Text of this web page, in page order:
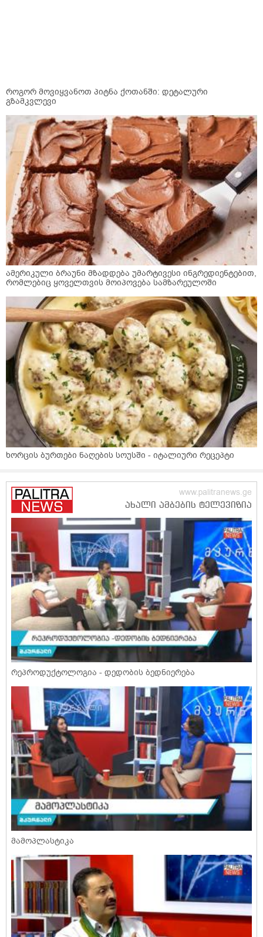
როგორ მოვიყვანოთ პიტნა ქოთანში: დეტალური
გზამკვლევი
ამერიკული ბრაუნი მზადდება უმარტივესი ინგრედიენტებით,
რომლებიც ყოველთვის მოიპოვება სამზარეულოში
ხორცის ბურთები ნაღების სოუსში - იტალიური რეცეპტი
რეპროდუქტოლოგია - დედობის ბედნიერება
მამოპლასტიკა